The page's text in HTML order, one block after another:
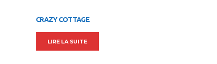
CRAZY COTTAGE
LIRE LA SUITE